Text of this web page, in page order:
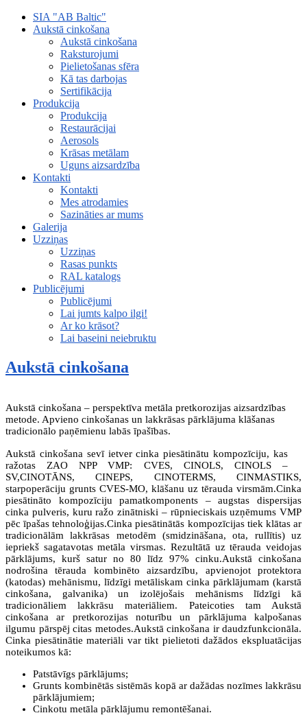
SIA "AB Baltic"
Aukstā cinkošana
Aukstā cinkošana
Raksturojumi
Pielietošanas sfēra
Kā tas darbojas
Sertifikācija
Produkcija
Produkcija
Restaurācijai
Aerosols
Krāsas metālam
Uguns aizsardzība
Kontakti
Kontakti
Mes atrodamies
Sazināties ar mums
Galerija
Uzziņas
Uzziņas
Rasas punkts
RAL katalogs
Publicējumi
Publicējumi
Lai jumts kalpo ilgi!
Ar ko krāsot?
Lai baseini neiebruktu
Aukstā cinkošana
Aukstā cinkošana – perspektīva metāla pretkorozijas aizsardzības
metode. Apvieno cinkošanas un lakkrāsas pārklājuma klāšanas
tradicionālo paņēmienu labās īpašības.
Aukstā cinkošana sevī ietver cinka piesātinātu kompozīciju, kas
ražotas ZAO NPP VMP: CVES, CINOLS, CINOLS –
SV,CINOTĀNS, CINEPS, CINOTERMS, CINMASTIKS,
starpoperāciju grunts CVES-MO, klāšanu uz tērauda virsmām.Cinka
piesātināto kompozīciju pamatkomponents – augstas dispersijas
cinka pulveris, kuru ražo zinātniski – rūpnieciskais uzņēmums VMP
pēc īpašas tehnoloģijas.Cinka piesātinātās kompozīcijas tiek klātas ar
tradicionālām lakkrāsas metodēm (smidzināšana, ota, rullītis) uz
iepriekš sagatavotas metāla virsmas. Rezultātā uz tērauda veidojas
pārklājums, kurš satur no 80 līdz 97% cinku.Aukstā cinkošana
nodrošina tērauda kombinēto aizsardzību, apvienojot protektora
(katodas) mehānismu, līdzīgi metāliskam cinka pārklājumam (karstā
cinkošana, galvanika) un izolējošais mehānisms līdzīgi kā
tradicionāliem lakkrāsu materiāliem. Pateicoties tam Aukstā
cinkošana ar pretkorozijas noturību un pārklājuma kalpošanas
ilgumu pārspēj citas metodes.Aukstā cinkošana ir daudzfunkcionāla.
Cinka piesātinātie materiāli var tikt pielietoti dažādos ekspluatācijas
noteikumos kā:
Patstāvīgs pārklājums;
Grunts kombinētās sistēmās kopā ar dažādas nozīmes lakkrāsu
pārklājumiem;
Cinkotu metāla pārklājumu remontēšanai.